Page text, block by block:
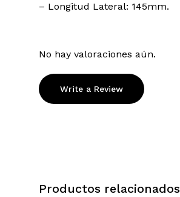
– Longitud Lateral: 145mm.
No hay valoraciones aún.
Write a Review
Productos relacionados